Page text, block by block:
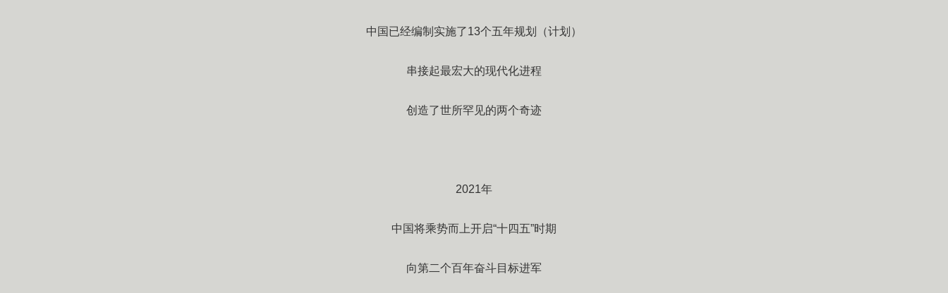
中国已经编制实施了13个五年规划（计划）
串接起最宏大的现代化进程
创造了世所罕见的两个奇迹
2021年
中国将乘势而上开启“十四五”时期
向第二个百年奋斗目标进军